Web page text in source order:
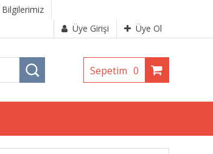
Üye Girişi
Üye Ol
Sepetim 0